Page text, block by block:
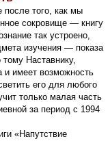
того, как мы
сокровище — книгу
так устроено,
изучения — показа
Наставнику,
и имеет возможность
его для любого
только малая часть
за период с 1994
«Напутствие